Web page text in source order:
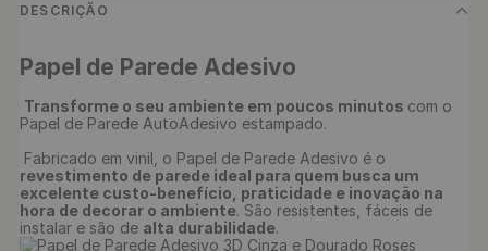
DESCRIÇÃO
Papel de Parede Adesivo
Transforme o seu ambiente em poucos minutos com o
Papel de Parede AutoAdesivo estampado.
Fabricado em vinil, o Papel de Parede Adesivo é o
revestimento de parede ideal para quem busca um
excelente custo-benefício, praticidade e inovação na
hora de decorar o ambiente. São resistentes, fáceis de
instalar e são de alta durabilidade